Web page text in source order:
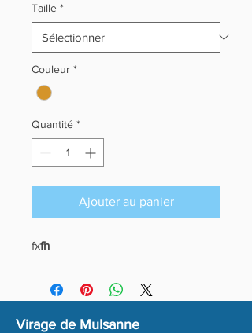
Taille *
Couleur *
Quantité *
Ajouter au panier
fxfh
Virage de Mulsanne